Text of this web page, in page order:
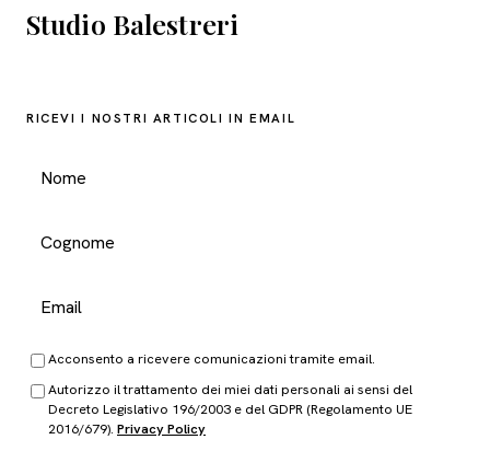
Studio Balestreri
RICEVI I NOSTRI ARTICOLI IN EMAIL
Acconsento a ricevere comunicazioni tramite email.
Autorizzo il trattamento dei miei dati personali ai sensi del
Decreto Legislativo 196/2003 e del GDPR (Regolamento UE
2016/679). Privacy Policy